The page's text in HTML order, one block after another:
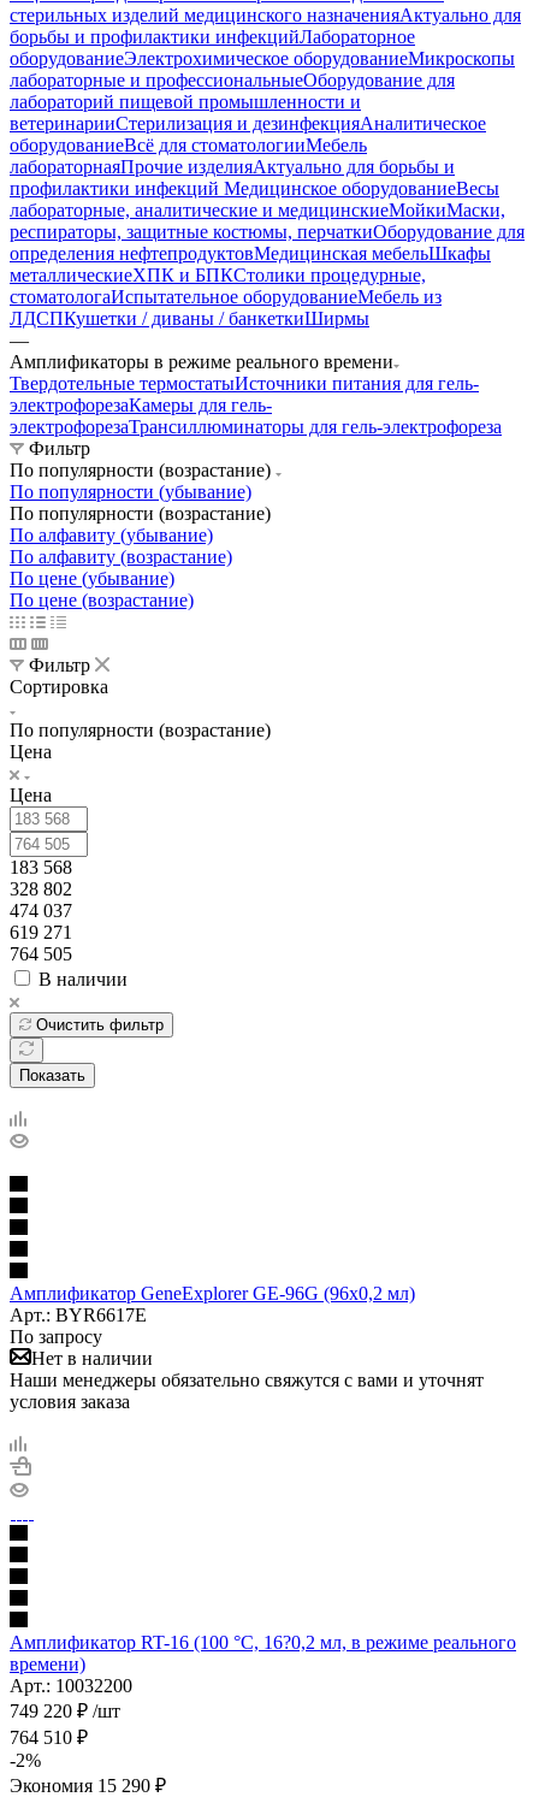
стерильных изделий медицинского назначенияАктуально для
борьбы и профилактики инфекцийЛабораторное
оборудованиеЭлектрохимическое оборудованиеМикроскопы
лабораторные и профессиональныеОборудование для
лабораторий пищевой промышленности и
ветеринарииСтерилизация и дезинфекцияАналитическое
оборудованиеВсё для стоматологииМебель
лабораторнаяПрочие изделияАктуально для борьбы и
профилактики инфекций Медицинское оборудованиеВесы
лабораторные, аналитические и медицинскиеМойкиМаски,
респираторы, защитные костюмы, перчаткиОборудование для
определения нефтепродуктовМедицинская мебельШкафы
металлическиеХПК и БПКСтолики процедурные,
стоматологаИспытательное оборудованиеМебель из
ЛДСПКушетки / диваны / банкеткиШирмы
—
Амплификаторы в режиме реального времени
Твердотельные термостатыИсточники питания для гель-
электрофорезаКамеры для гель-
электрофорезаТрансиллюминаторы для гель-электрофореза
Фильтр
По популярности (возрастание)
По популярности (убывание)
По популярности (возрастание)
По алфавиту (убывание)
По алфавиту (возрастание)
По цене (убывание)
По цене (возрастание)
Фильтр
Сортировка
По популярности (возрастание)
Цена
Цена
183 568
328 802
474 037
619 271
764 505
В наличии
Очистить фильтр
Показать
Амплификатор GeneExplorer GE-96G (96x0,2 мл)
Арт.: BYR6617E
По запросу
Нет в наличии
Наши менеджеры обязательно свяжутся с вами и уточнят
условия заказа
Амплификатор RT-16 (100 °C, 16?0,2 мл, в режиме реального
времени)
Арт.: 10032200
749 220 ₽ /шт
764 510 ₽
-2%
Экономия 15 290 ₽